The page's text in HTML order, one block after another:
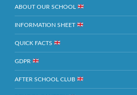
ABOUT OUR SCHOOL
INFORMATION SHEET
QUICK FACTS
GDPR
AFTER SCHOOL CLUB